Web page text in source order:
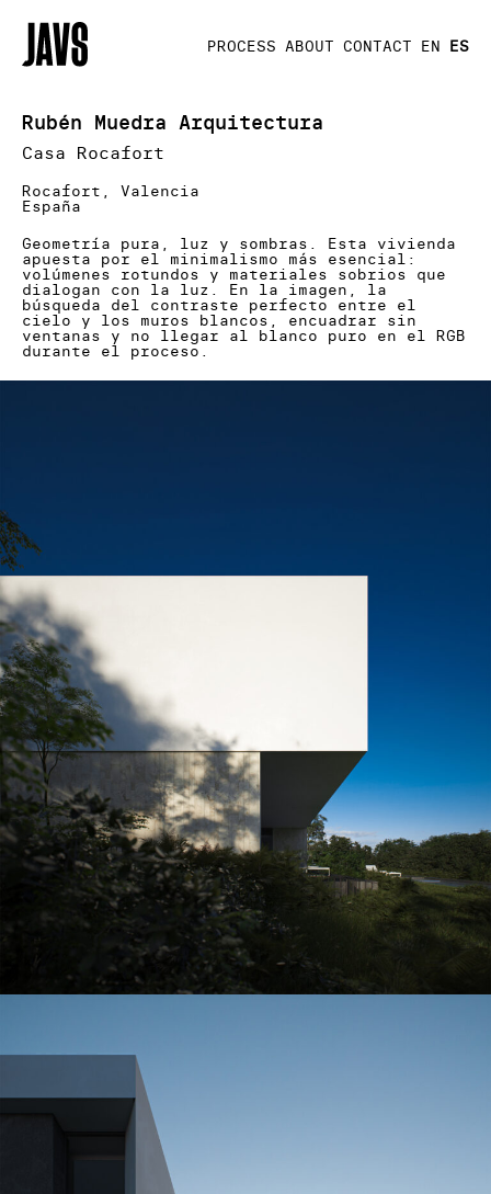
PROCESS ABOUT CONTACT EN ES
Rubén Muedra Arquitectura
Casa Rocafort
Rocafort, Valencia
España
Geometría pura, luz y sombras. Esta vivienda
apuesta por el minimalismo más esencial:
volúmenes rotundos y materiales sobrios que
dialogan con la luz. En la imagen, la
búsqueda del contraste perfecto entre el
cielo y los muros blancos, encuadrar sin
ventanas y no llegar al blanco puro en el RGB
durante el proceso.